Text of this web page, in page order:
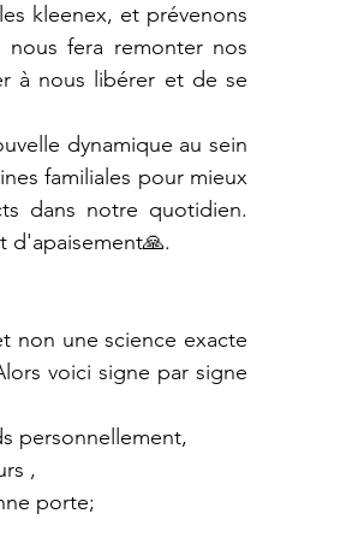
kleenex, et prévenons
fera remonter nos
à nous libérer et de se
familiales pour mieux
dans notre quotidien.
d'apaisement🙏.
non une science exacte
voici signe par signe
personnellement,
,
porte;